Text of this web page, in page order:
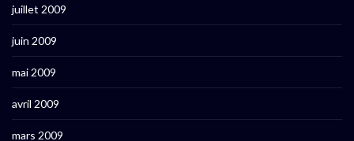
juillet 2009
juin 2009
mai 2009
avril 2009
mars 2009